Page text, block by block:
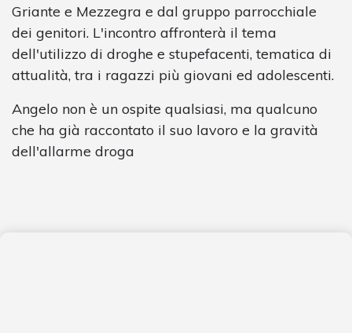
Griante e Mezzegra e dal gruppo parrocchiale
dei genitori. L'incontro affronterà il tema
dell'utilizzo di droghe e stupefacenti, tematica di
attualità, tra i ragazzi più giovani ed adolescenti.
Angelo non è un ospite qualsiasi, ma qualcuno
che ha già raccontato il suo lavoro e la gravità
dell'allarme droga